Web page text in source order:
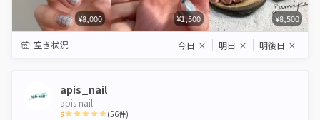
¥8,000 ¥1,500 ¥8,500
空き状況 今日 × 明日 × 明後日 ×
apis_nail
apis nail
5 (56件)